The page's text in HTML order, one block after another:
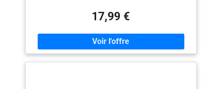
POUR UNE EXCELLENTE SANTÉ : Recommandée pour
un pelage brillant, elle soutient le fonctionnement du
système cardiovasculaire et favorise la mobilité des
articulations chez nos chiens et nos chats. CONSEILS
D’UTILISATION : Administrer l'huile 1 fois par jour sur la
nourriture ou bien directement dans la gueule de
17,99 €